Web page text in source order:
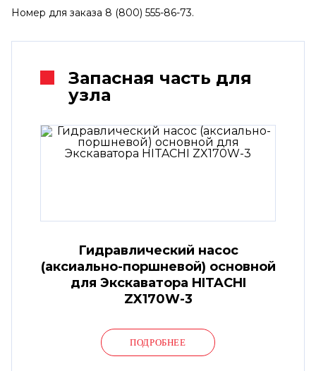
Номер для заказа 8 (800) 555-86-73.
Запасная часть для
узла
Гидравлический насос
(аксиально-поршневой) основной
для Экскаватора HITACHI
ZX170W-3
ПОДРОБНЕЕ